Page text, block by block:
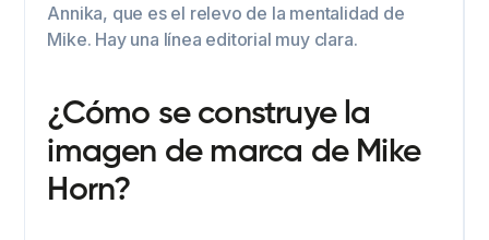
Annika, que es el relevo de la mentalidad de
Mike. Hay una línea editorial muy clara.
¿Cómo se construye la
imagen de marca de Mike
Horn?